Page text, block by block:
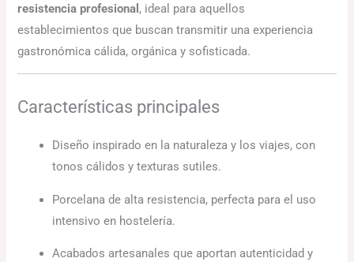
resistencia profesional , ideal para aquellos
establecimientos que buscan transmitir una experiencia
gastronómica cálida, orgánica y sofisticada.
Características principales
Diseño inspirado en la naturaleza y los viajes, con
tonos cálidos y texturas sutiles.
Porcelana de alta resistencia, perfecta para el uso
intensivo en hostelería.
Acabados artesanales que aportan autenticidad y